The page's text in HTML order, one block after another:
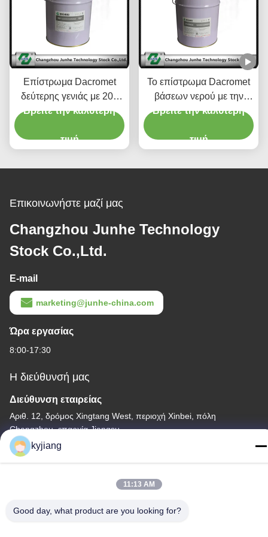
Επίστρωμα Dacromet
δεύτερης γενιάς με 20 -
επένδυση ψευδάργυρου
της δεκαετίας του '60/
δεκαετίας του '90
Βρείτε την καλύτερη
τιμή
Το επίστρωμα Dacromet
βάσεων νερού με την
καλή ισοπεδώνοντας αξία
3.8-5.2
Βρείτε την καλύτερη
τιμή
Επικοινωνήστε μαζί μας
Changzhou Junhe Technology
Stock Co.,Ltd.
E-mail
marketing@junhe-china.com
Ώρα εργασίας
8:00-17:30
Η διεύθυνσή μας
Διεύθυνση εταιρείας
Αριθ. 12, δρόμος Xingtang West, περιοχή Xinbei, πόλη
Changzhou, επαρχία Jiangsu
Διεύθυνση εργοστασίου
Changzhou, επαρχία Jiangsu
kyjiang
11:13 AM
Good day, what product are you looking for?